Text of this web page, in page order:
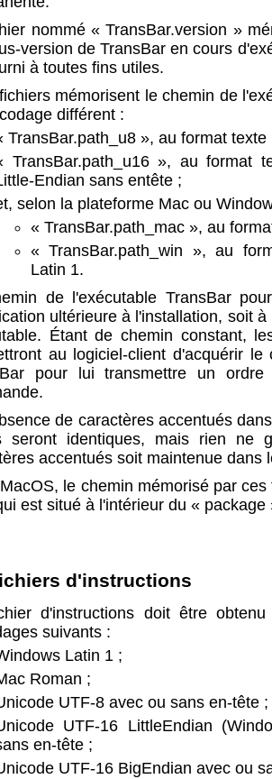
nommé « TransBar.version »
version de TransBar en cours
à toutes fins utiles.
mémorisent le chemin de
différent :
TransBar.path_u8 », au format
TransBar.path_u16 », au format
Endian sans entête ;
selon la plateforme Mac ou
« TransBar.path_mac », au
« TransBar.path_win », au
Latin 1.
de l'exécutable TransBar
ultérieure à l'installation, soit
Étant de chemin constant,
au logiciel-client d'acquérir
pour lui transmettre un
de caractères accentués
seront identiques, mais rien ne
accentués soit maintenue dans
le chemin mémorisé par
est situé à l'intérieur du «
d'instructions
d'instructions doit être
suivants :
Latin 1 ;
Roman ;
UTF-8 avec ou sans en-tête ;
UTF-16 LittleEndian
en-tête ;
UTF-16 BigEndian avec ou